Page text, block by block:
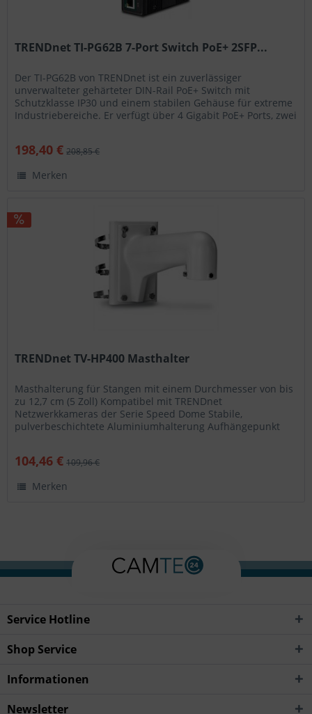
TRENDnet TI-PG62B 7-Port Switch PoE+ 2SFP...
Der TI-PG62B von TRENDnet ist ein zuverlässiger
unverwalteter gehärteter DIN-Rail PoE+ Switch mit
Schutzklasse IP30 und einem stabilen Gehäuse für extreme
Industriebereiche. Er verfügt über 4 Gigabit PoE+ Ports, zwei
198,40 € 208,85 €
Merken
TRENDnet TV-HP400 Masthalter
Masthalterung für Stangen mit einem Durchmesser von bis
zu 12,7 cm (5 Zoll) Kompatibel mit TRENDnet
Netzwerkkameras der Serie Speed Dome Stabile,
pulverbeschichtete Aluminiumhalterung Aufhängepunkt
104,46 € 109,96 €
Merken
Service Hotline
Shop Service
Informationen
Newsletter